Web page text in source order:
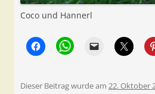
Coco und Hannerl
Dieser Beitrag wurde am 22. Oktober